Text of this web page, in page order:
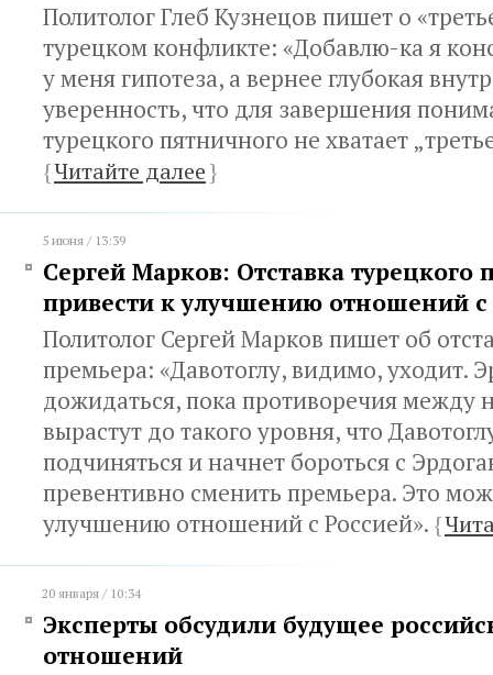
Политолог Глеб Кузнецов пишет о
турецком конфликте: «Добавлю-ка я
у меня гипотеза, а вернее глубокая
уверенность, что для завершения
турецкого пятничного не хватает
{Читайте далее}
5 июня / 13:39
Сергей Марков: Отставка турецкого
привести к улучшению отношений с
Политолог Сергей Марков пишет об
премьера: «Давотоглу, видимо, уходит.
дожидаться, пока противоречия между
вырастут до такого уровня, что
подчиняться и начнет бороться с
превентивно сменить премьера. Это
улучшению отношений с Россией». {
20 января / 10:34
Эксперты обсудили будущее
отношений